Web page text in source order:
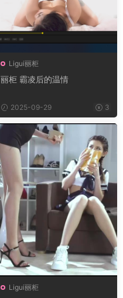
Ligui丽柜
丽柜 霸凌后的温情
2025-09-29 3
Ligui丽柜